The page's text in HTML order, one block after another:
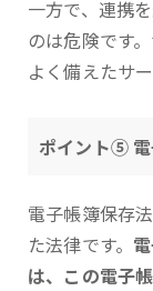
一方で、連携
のは危険です
よく備えたサ
ポイント⑤
電子帳簿保存
た法律です。
は、この電子